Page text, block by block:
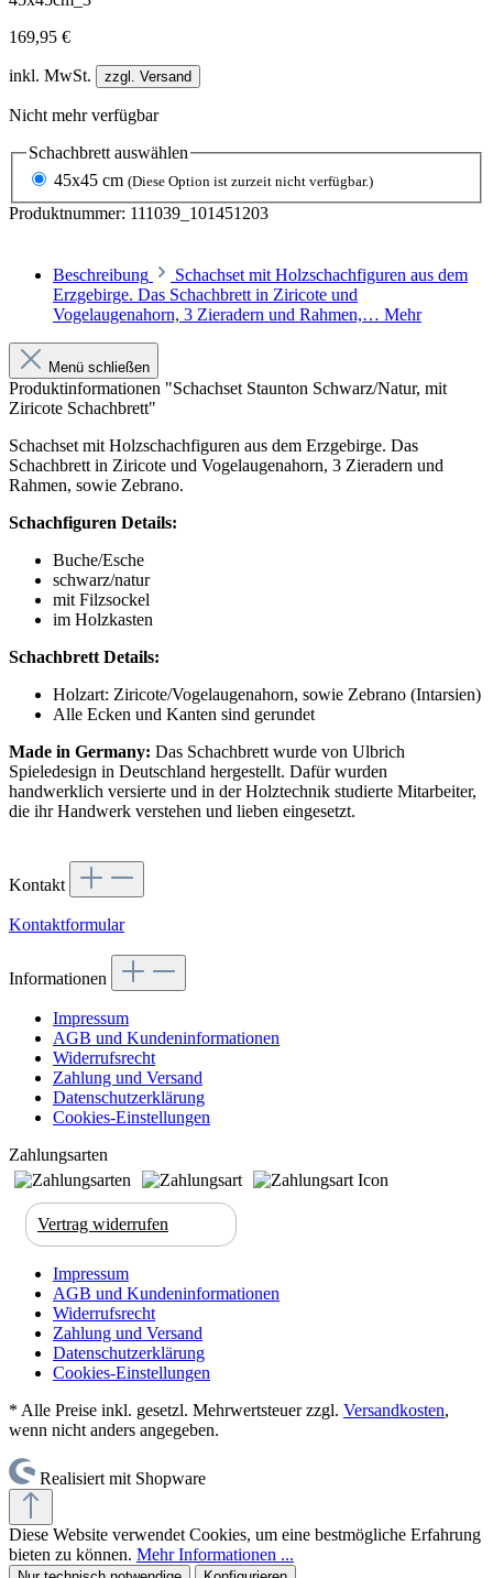
169,95 €
inkl. MwSt. zzgl. Versand
Nicht mehr verfügbar
Schachbrett auswählen
45x45 cm (Diese Option ist zurzeit nicht verfügbar.)
Produktnummer: 111039_101451203
Beschreibung
Schachset mit Holzschachfiguren aus dem
Erzgebirge. Das Schachbrett in Ziricote und
Vogelaugenahorn, 3 Zieradern und Rahmen,… Mehr
Menü schließen
Produktinformationen "Schachset Staunton Schwarz/Natur, mit
Ziricote Schachbrett"
Schachset mit Holzschachfiguren aus dem Erzgebirge. Das
Schachbrett in Ziricote und Vogelaugenahorn, 3 Zieradern und
Rahmen, sowie Zebrano.
Schachfiguren Details:
Buche/Esche
schwarz/natur
mit Filzsockel
im Holzkasten
Schachbrett Details:
Holzart: Ziricote/Vogelaugenahorn, sowie Zebrano (Intarsien)
Alle Ecken und Kanten sind gerundet
Made in Germany: Das Schachbrett wurde von Ulbrich
Spieledesign in Deutschland hergestellt. Dafür wurden
handwerklich versierte und in der Holztechnik studierte Mitarbeiter,
die ihr Handwerk verstehen und lieben eingesetzt.
Kontakt
Kontaktformular
Informationen
Impressum
AGB und Kundeninformationen
Widerrufsrecht
Zahlung und Versand
Datenschutzerklärung
Cookies-Einstellungen
Zahlungsarten
Vertrag widerrufen
Impressum
AGB und Kundeninformationen
Widerrufsrecht
Zahlung und Versand
Datenschutzerklärung
Cookies-Einstellungen
* Alle Preise inkl. gesetzl. Mehrwertsteuer zzgl. Versandkosten,
wenn nicht anders angegeben.
Realisiert mit Shopware
Diese Website verwendet Cookies, um eine bestmögliche Erfahrung
bieten zu können. Mehr Informationen ...